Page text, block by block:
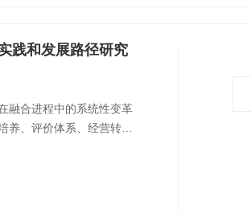
践和发展路径研究
融合进程中的系统性变革
、评价体系、经营转型
特色实践，深入剖析媒